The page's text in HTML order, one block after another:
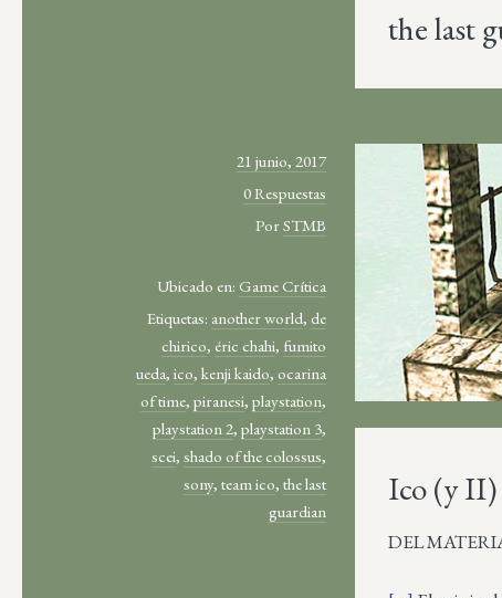
the last
21 junio, 2017
0 Respuestas
PorSTMB
Ubicado en:Game Crítica
Etiquetas: another world, de
chirico, éric chahi, fumito
ueda,ico,kenji kaido, ocarina
of time,piranesi,playstation,
playstation 2,playstation 3,
scei,shado of the colossus,
sony,team ico,the last
guardian
Ico (y II)
DEL